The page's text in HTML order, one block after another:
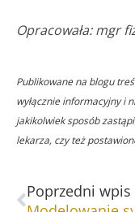
Opracowała: mgr
Publikowane na blogu
wyłącznie informacyjny i
jakikolwiek sposób
lekarza, czy też
Prev
Poprzedni wpis